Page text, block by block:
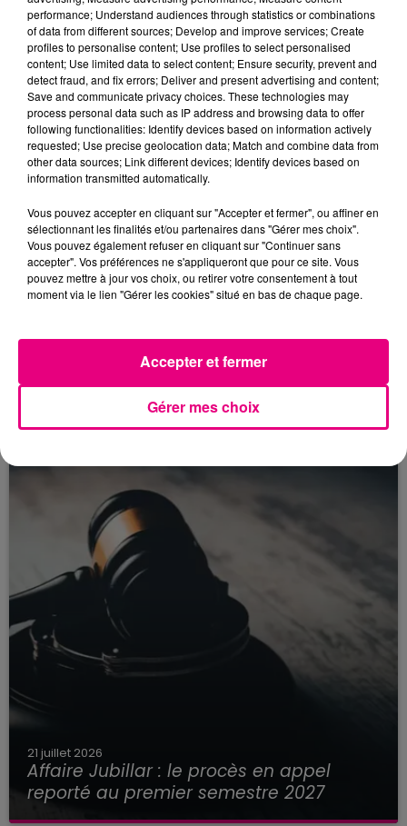
Violent incendie au nord de Toulouse
Toulouse : circulation perturbée dans le
secteur François Verdier...
21 juillet 2026
Affaire Jubillar : le procès en appel
reporté au premier semestre 2027
performance; Understand audiences through statistics or combinations
of data from different sources; Develop and improve services; Create
profiles to personalise content; Use profiles to select personalised
content; Use limited data to select content; Ensure security, prevent and
detect fraud, and fix errors; Deliver and present advertising and content;
Save and communicate privacy choices. These technologies may
process personal data such as IP address and browsing data to offer
following functionalities: Identify devices based on information actively
requested; Use precise geolocation data; Match and combine data from
other data sources; Link different devices; Identify devices based on
information transmitted automatically.
Vous pouvez accepter en cliquant sur "Accepter et fermer", ou affiner en
sélectionnant les finalités et/ou partenaires dans "Gérer mes choix".
Vous pouvez également refuser en cliquant sur "Continuer sans
accepter". Vos préférences ne s'appliqueront que pour ce site. Vous
pouvez mettre à jour vos choix, ou retirer votre consentement à tout
moment via le lien "Gérer les cookies" situé en bas de chaque page.
Gérer mes choix
Accepter et fermer